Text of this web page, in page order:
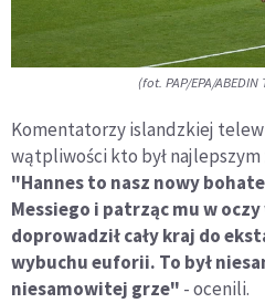
(fot. PAP/EPA/ABEDIN
Komentatorzy islandzkiej
wątpliwości kto był
"Hannes to nasz nowy
Messiego i patrząc mu w
doprowadził cały kraj do
wybuchu euforii. To był
niesamowitej grze" - ocenili.